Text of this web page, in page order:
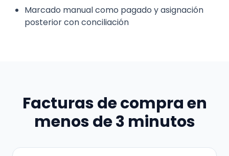
Marcado manual como pagado y asignación
posterior con conciliación
Facturas de compra en
menos de 3 minutos